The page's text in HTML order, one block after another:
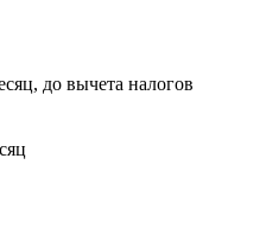
до вычета налогов